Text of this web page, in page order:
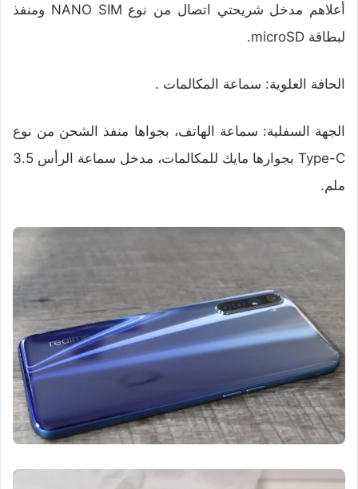
أعلاهم مدخل شريحتي اتصال من نوع NANO SIM ومنفذ
لبطاقة microSD.
الحافة العلوية: سماعة المكالمات .
الجهة السفلية: سماعة الهاتف، بجواها منفذ الشحن من نوع
Type-C بجوارها مايك للمكالمات، مدخل سماعة الرأس 3.5
ملم.